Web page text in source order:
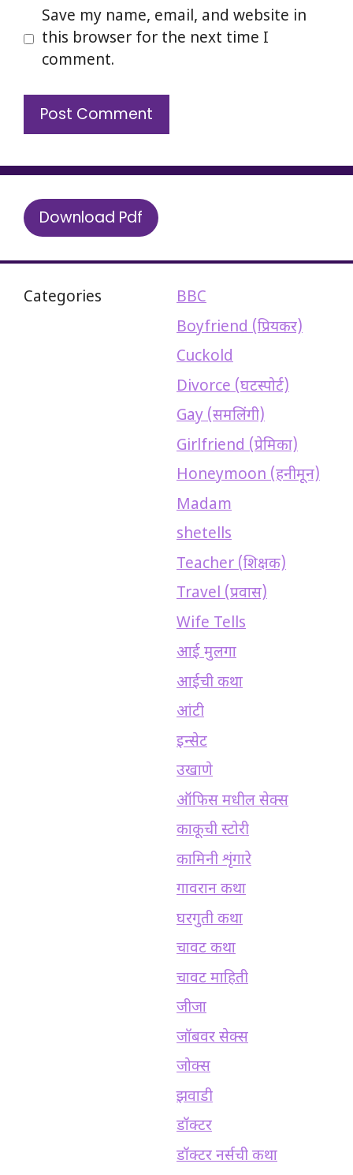
Save my name, email, and website in
this browser for the next time I
comment.
Download Pdf
Categories
BBC
Boyfriend (प्रियकर)
Cuckold
Divorce (घटस्पोर्ट)
Gay (समलिंगी)
Girlfriend (प्रेमिका)
Honeymoon (हनीमून)
Madam
shetells
Teacher (शिक्षक)
Travel (प्रवास)
Wife Tells
आई मुलगा
आईची कथा
आंटी
इन्सेट
उखाणे
ऑफिस मधील सेक्स
काकूची स्टोरी
कामिनी शृंगारे
गावरान कथा
घरगुती कथा
चावट कथा
चावट माहिती
जीजा
जॉबवर सेक्स
जोक्स
झवाडी
डॉक्टर
डॉक्टर नर्सची कथा